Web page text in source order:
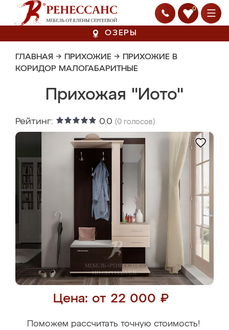
0
ОЗЕРЫ
ГЛАВНАЯ → ПРИХОЖИЕ → ПРИХОЖИЕ В
КОРИДОР МАЛОГАБАРИТНЫЕ
Прихожая "Иото"
Рейтинг: 0.0 (0 голосов)
Цена: от 22 000 ₽
Поможем рассчитать точную стоимость!